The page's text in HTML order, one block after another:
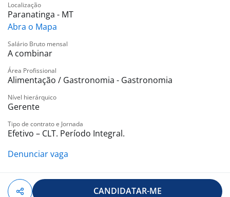
Localização
Paranatinga - MT
Abra o Mapa
Salário Bruto mensal
A combinar
Área Profissional
Alimentação / Gastronomia - Gastronomia
Nível hierárquico
Gerente
Tipo de contrato e Jornada
Efetivo – CLT. Período Integral.
Denunciar vaga
CANDIDATAR-ME